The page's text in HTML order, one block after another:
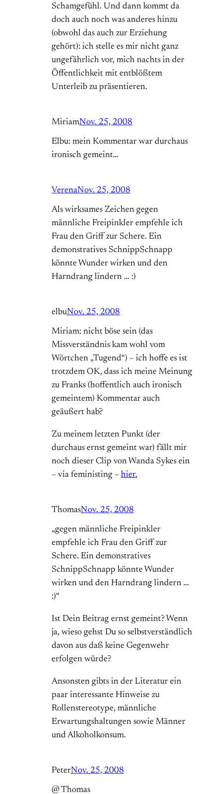
Schamgefühl. Und dann kommt da
doch auch noch was anderes hinzu
(obwohl das auch zur Erziehung
gehört): ich stelle es mir nicht ganz
ungefährlich vor, mich nachts in der
Öffentlichkeit mit entblößtem
Unterleib zu präsentieren.
MiriamNov. 25, 2008
Elbu: mein Kommentar war durchaus
ironisch gemeint…
VerenaNov. 25, 2008
Als wirksames Zeichen gegen
männliche Freipinkler empfehle ich
Frau den Griff zur Schere. Ein
demonstratives SchnippSchnapp
könnte Wunder wirken und den
Harndrang lindern … :)
elbuNov. 25, 2008
Miriam: nicht böse sein (das
Missverständnis kam wohl vom
Wörtchen „Tugend“) – ich hoffe es ist
trotzdem OK, dass ich meine Meinung
zu Franks (hoffentlich auch ironisch
gemeintem) Kommentar auch
geäußert hab?
Zu meinem letzten Punkt (der
durchaus ernst gemeint war) fällt mir
noch dieser Clip von Wanda Sykes ein
– via feministing – hier.
ThomasNov. 25, 2008
„gegen männliche Freipinkler
empfehle ich Frau den Griff zur
Schere. Ein demonstratives
SchnippSchnapp könnte Wunder
wirken und den Harndrang lindern …
:)“
Ist Dein Beitrag ernst gemeint? Wenn
ja, wieso gehst Du so selbstverständlich
davon aus daß keine Gegenwehr
erfolgen würde?
Ansonsten gibts in der Literatur ein
paar interessante Hinweise zu
Rollenstereotype, männliche
Erwartungshaltungen sowie Männer
und Alkoholkonsum.
PeterNov. 25, 2008
@ Thomas